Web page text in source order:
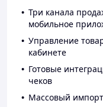
Три канала
мобильное
Управление
кабинете
Готовые
чеков
Массовый